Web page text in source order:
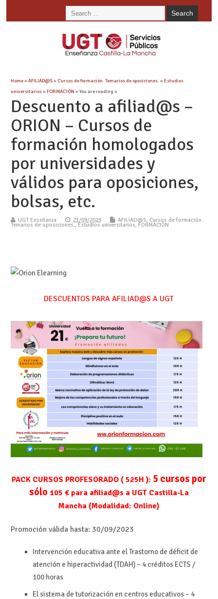
Home»AFILIAD@S» Cursos de formación. Temarios de oposiciones. »Estudios
universitarios»FORMACIÓN » You are reading »
Descuento a afiliad@s –
ORION – Cursos de
formación homologados
por universidades y
válidos para oposiciones,
bolsas, etc.
UGT Enseñanza 21/09/2023 AFILIAD@S, Cursos de formación.
Temarios de oposiciones.,Estudios universitarios, FORMACIÓN
DESCUENTOS PARA AFILIAD@S A UGT
PACK CURSOS PROFESORADO ( 525H ): 5 cursos por
sólo 105 € para afiliad@s a UGT Castilla-La
Mancha (Modalidad: Online)
Promoción válida hasta: 30/09/2023
Intervención educativa ante el Trastorno de déficit de
atención e hiperactividad (TDAH) – 4 créditos ECTS /
100 horas
El sistema de tutorización en centros educativos – 4